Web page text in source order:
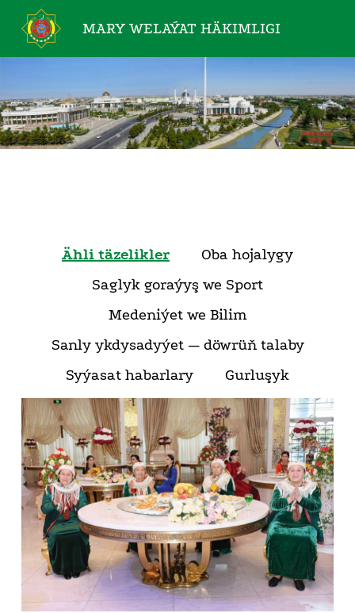
MARY WELAÝAT HÄKIMLIGI
Ähli täzelikler
Oba hojalygy
Saglyk goraýyş we Sport
Medeniýet we Bilim
Sanly ykdysadyýet — döwrüň talaby
Syýasat habarlary
Gurluşyk